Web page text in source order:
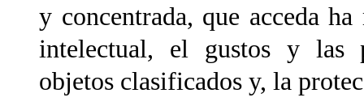
y concentrada, que acceda
intelectual, el gustos y las
objetos clasificados y, la